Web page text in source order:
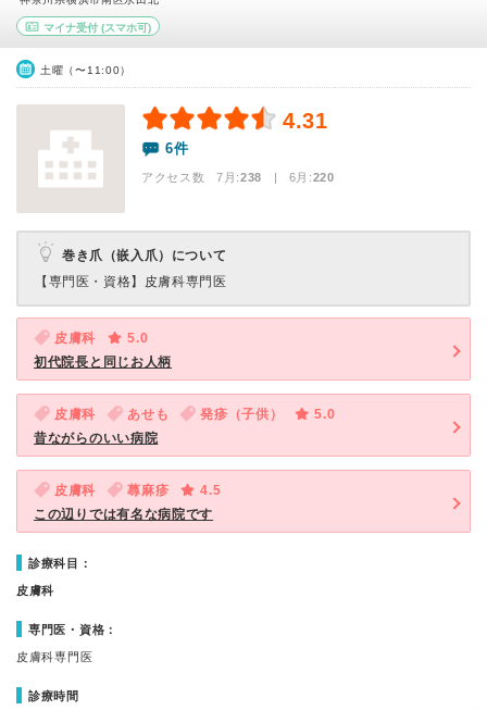
マイナ受付 (スマホ可)
土曜（〜11:00）
4.31
6件
アクセス数 7月:238 | 6月:220
巻き爪（嵌入爪）について
【専門医・資格】 皮膚科専門医
皮膚科
5.0
初代院長と同じお人柄
皮膚科 あせも 発疹（子供）
5.0
昔ながらのいい病院
皮膚科 蕁麻疹
4.5
この辺りでは有名な病院です
診療科目：
皮膚科
専門医・資格：
皮膚科専門医
診療時間